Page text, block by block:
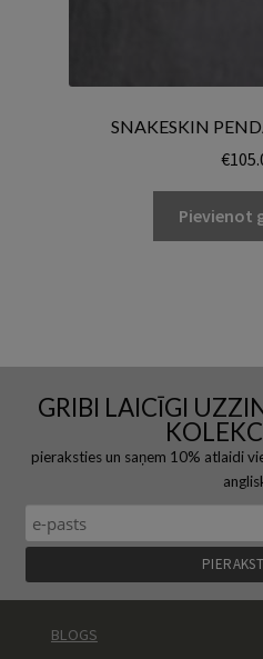
SNAKESKIN
€
Pievienot
GRIBI LAICĪGI
pieraksties un saņem 10% atlaidi
BLOGS